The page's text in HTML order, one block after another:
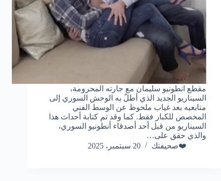
مقطع انطونيو سليمان مع جارته المحرومة،
السيناريو الجديد الذي أطلّ به الوحش السوري إلى
متابعيه بعد غياب ملحوظ عن الوسط الفني
المخصص للكبار فقط. كما وقد تم كتابة أحداث هذا
السيناريو من قبل أحد أصدقاء أنطونيو السوري،
والذي حقق على…
❤️صحيفتك
20 سبتمبر، 2025